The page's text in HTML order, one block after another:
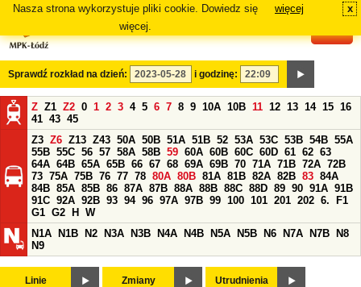
Nasza strona wykorzystuje pliki cookie. Dowiedz się
więcej.
więcej x
Sprawdź rozkład na dzień: i godzinę:
Z Z1 Z2 0 1 2 3 4 5 6 7 8 9 10A 10B 11 12 13 14 15 16
41 43 45
Z3 Z6 Z13 Z43 50A 50B 51A 51B 52 53A 53C 53B 54B 55A
55B 55C 56 57 58A 58B 59 60A 60B 60C 60D 61 62 63
64A 64B 65A 65B 66 67 68 69A 69B 70 71A 71B 72A 72B
73 75A 75B 76 77 78 80A 80B 81A 81B 82A 82B 83 84A
84B 85A 85B 86 87A 87B 88A 88B 88C 88D 89 90 91A 91B
91C 92A 92B 93 94 96 97A 97B 99 100 101 201 202 6.
F1
G1 G2 H
W
N1A
N1B N2 N3A N3B N4A N4B N5A N5B N6 N7A N7B
N8
N9
Linie Zmiany Utrudnienia